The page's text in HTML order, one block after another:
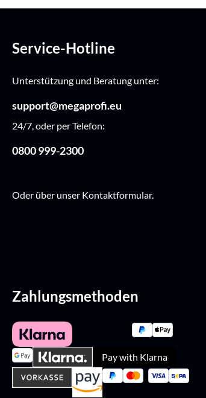
Service-Hotline
Unterstützung und Beratung unter:
support@megaprofi.eu
24/7, oder per Telefon:
0800 999-2300
Oder über unser Kontaktformular.
Zahlungsmethoden
Pay with Klarna